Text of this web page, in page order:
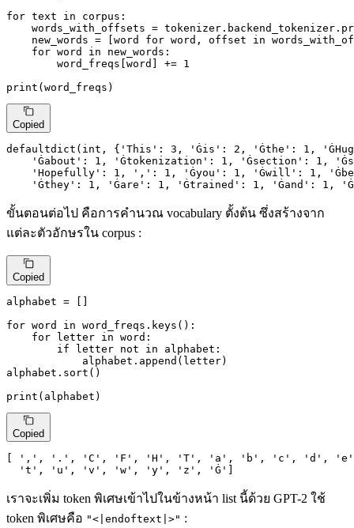
for text in corpus:
words_with_offsets =
    new_words = [word
for word, offset in
for word in new_words:
        word_freqs[word] +=
1
print (word_freqs)
Copied
defaultdict( int , { 'This' : 3 , 'Ġis' : 2 , 'Ġthe' : 1 ,
'Ġabout' : 1 , 'Ġtokenization' : 1 , 'Ġsection' : 1 ,
'Hopefully' : 1 , ',' : 1 , 'Ġyou' : 1 , 'Ġwill' : 1 ,
'Ġthey' : 1 , 'Ġare' : 1 , 'Ġtrained' : 1 , 'Ġand' : 1 ,
ขั้นตอนต่อไป คือการคำนวณ vocabulary ตั้งต้น ซึ่งสร้างจาก
แต่ละตัวอักษรใน corpus :
Copied
alphabet = []
for word in word_freqs.keys():
for letter in word:
if letter not in alphabet:
            alphabet.append(letter)
alphabet.sort()
print (alphabet)
Copied
',' , '.' , 'C' , 'F' , 'H' , 'T' , 'a' , 'b' , 'c' , 'd' ,
'e'
't' , 'u' , 'v' , 'w' , 'y' , 'z' , 'Ġ'
เราจะเพิ่ม token พิเศษเข้าไปในข้างหน้า list นี้ด้วย GPT-2 ใช้
token พิเศษคือ "<|endoftext|>" :